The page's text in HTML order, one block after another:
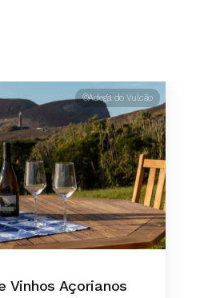
©Adega do Vulcão
Vinhos Açorianos